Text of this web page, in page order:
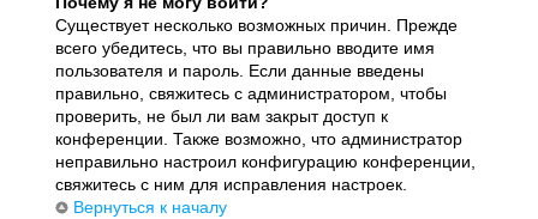
Существует несколько возможных причин. Прежде
всего убедитесь, что вы правильно вводите имя
пользователя и пароль. Если данные введены
правильно, свяжитесь с администратором, чтобы
проверить, не был ли вам закрыт доступ к
конференции. Также возможно, что администратор
неправильно настроил конфигурацию конференции,
свяжитесь с ним для исправления настроек.
Вернуться к началу